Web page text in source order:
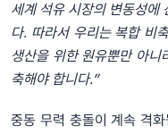
세계 석유 시장의 변동성에
다. 따라서 우리는 복합 비
생산을 위한 원유뿐만 아
축해야 합니다.”
중동 무력 충돌이 계속 격